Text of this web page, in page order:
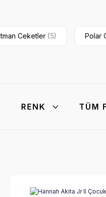
Ceketler (5) Polar
RENK TÜM